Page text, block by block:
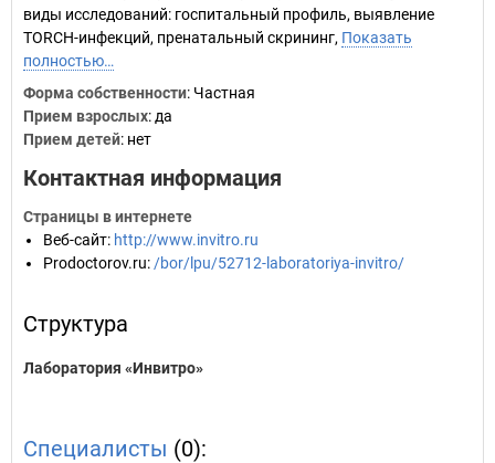
виды исследований: госпитальный профиль, выявление
TORCH-инфекций, пренатальный скрининг, Показать
полностью…
Форма собственности: Частная
Прием взрослых: да
Прием детей: нет
Контактная информация
Страницы в интернете
Веб-сайт: http://www.invitro.ru
Prodoctorov.ru: /bor/lpu/52712-laboratoriya-invitro/
Структура
Лаборатория «Инвитро»
Специалисты (0):